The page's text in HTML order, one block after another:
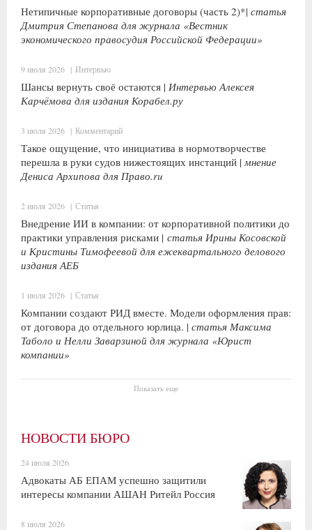
Нетипичные корпоративные договоры (часть 2)*| статья
Дмитрия Степанова для журнала «Вестник
экономического правосудия Российской Федерации»
9 июля 2026 | Интервью
Шансы вернуть своё остаются | Интервью Алексея
Карчёмова для издания Корабел.ру
3 июля 2026 | Комментарий
Такое ощущение, что инициатива в нормотворчестве
перешла в руки судов нижестоящих инстанций | мнение
Дениса Архипова для Право.ru
2 июля 2026 | Статья
Внедрение ИИ в компании: от корпоративной политики до
практики управления рисками | статья Ирины Косовской
и Кристины Тимофеевой для ежеквартального делового
издания АЕБ
1 июля 2026 | Статья
Компании создают РИД вместе. Модели оформления прав:
от договора до отдельного юрлица. | статья Максима
Таболо и Нелли Заварзиной для журнала «Юрист
компании»
Показать еще
НОВОСТИ БЮРО
24 июля 2026
Адвокаты АБ ЕПАМ успешно защитили
интересы компании АШАН Ритейл Россия
8 июля 2026